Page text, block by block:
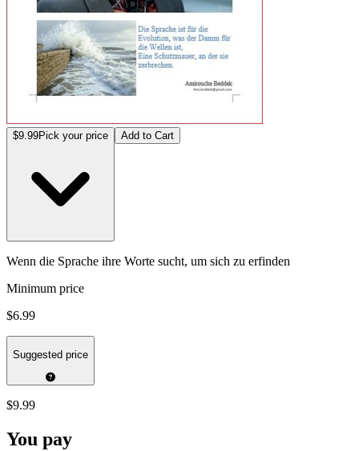
$9.99Pick your price Add to Cart
Wenn die Sprache ihre Worte sucht, um sich zu erfinden
Minimum price
$6.99
Suggested price
$9.99
You pay